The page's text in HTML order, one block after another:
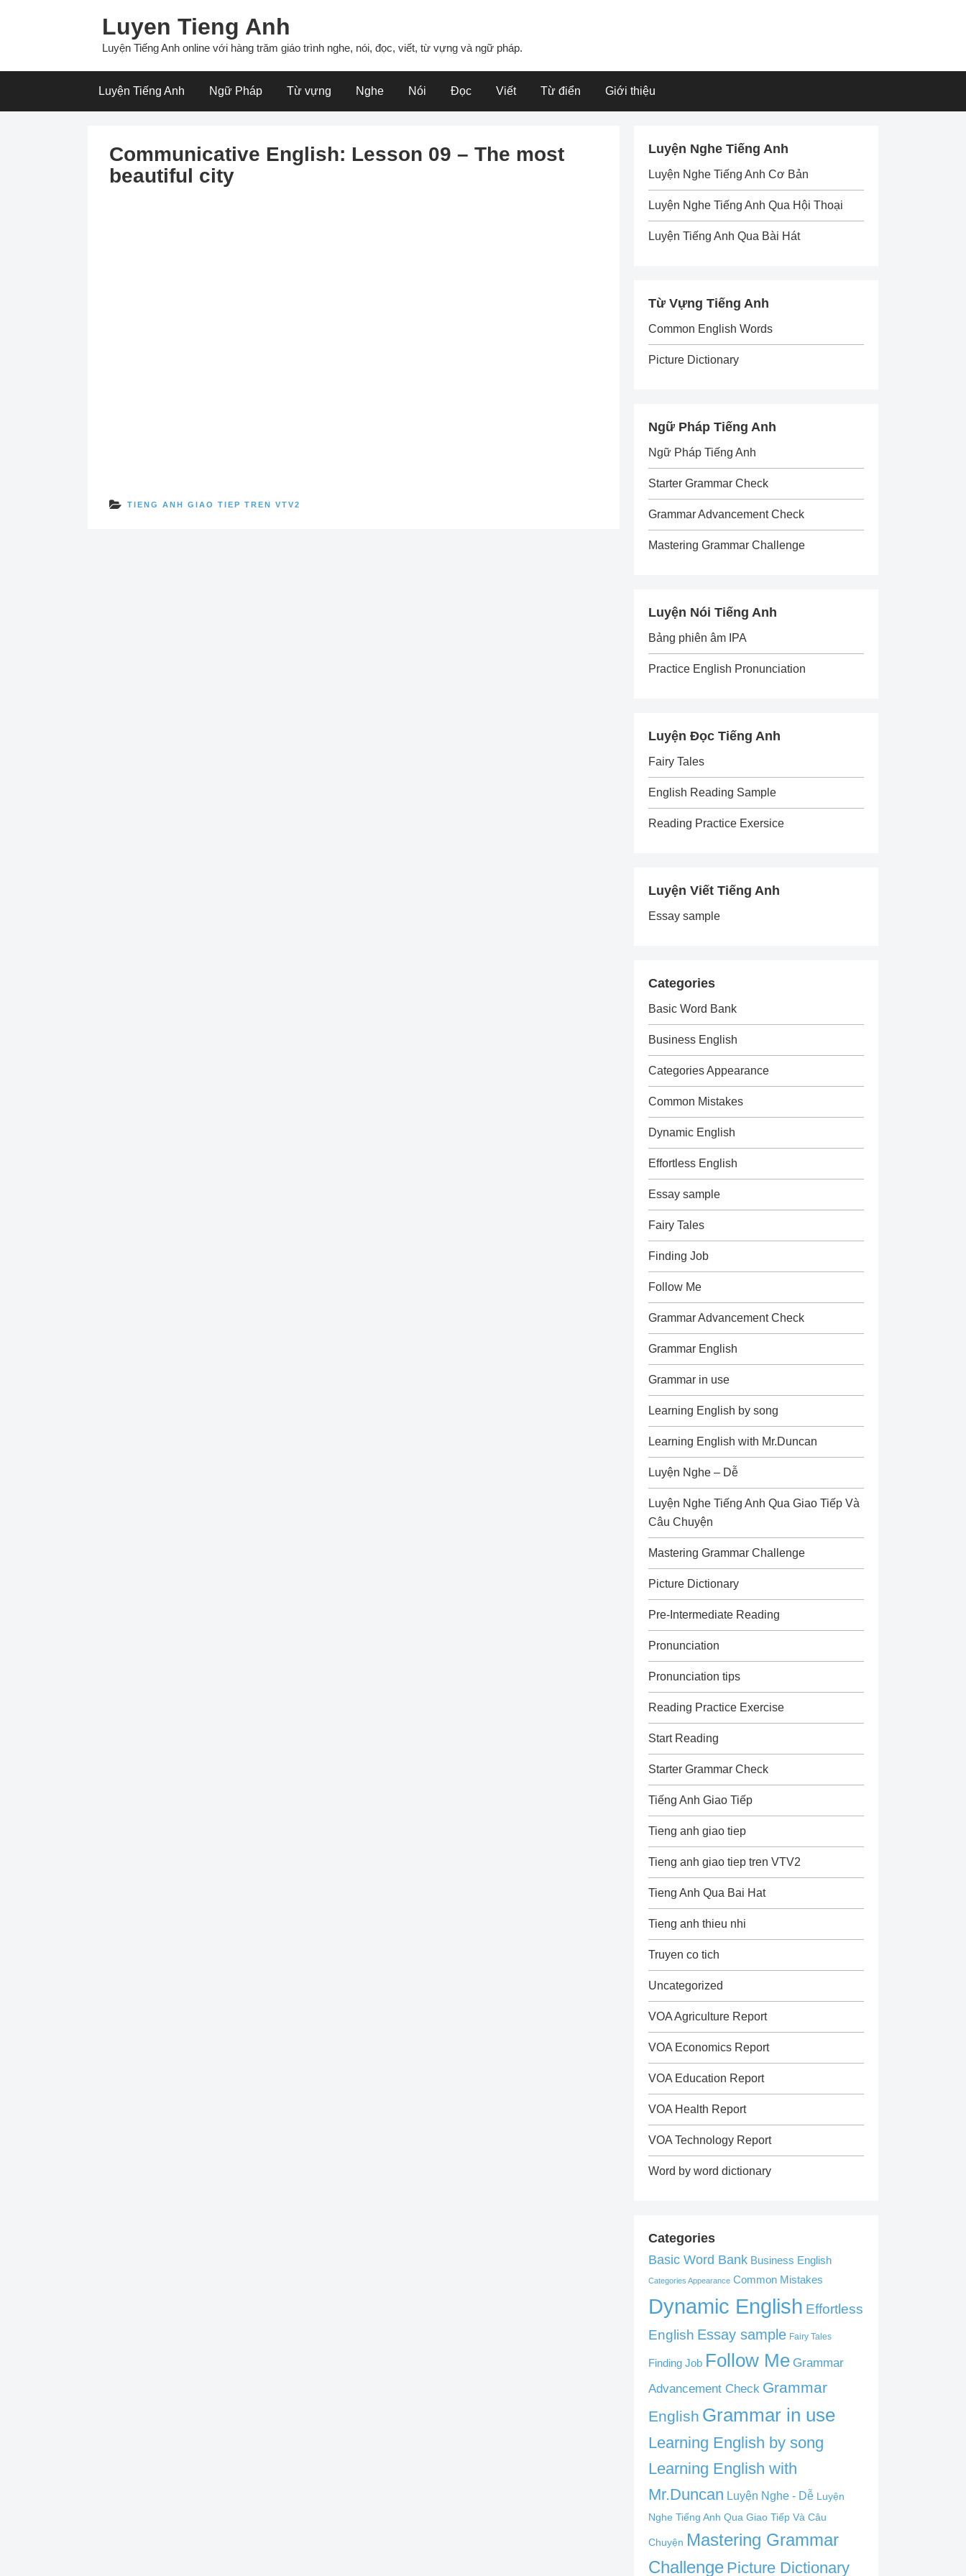
Luyen Tieng Anh
Luyện Tiếng Anh online với hàng trăm giáo trình nghe, nói, đọc, viết, từ vựng và ngữ pháp.
Luyện Tiếng Anh Ngữ Pháp Từ vựng Nghe Nói Đọc Viết Từ điển Giới thiệu
Communicative English: Lesson 09 – The most
beautiful city
TIENG ANH GIAO TIEP TREN VTV2
Luyện Nghe Tiếng Anh
Luyện Nghe Tiếng Anh Cơ Bản
Luyện Nghe Tiếng Anh Qua Hội Thoại
Luyện Tiếng Anh Qua Bài Hát
Từ Vựng Tiếng Anh
Common English Words
Picture Dictionary
Ngữ Pháp Tiếng Anh
Ngữ Pháp Tiếng Anh
Starter Grammar Check
Grammar Advancement Check
Mastering Grammar Challenge
Luyện Nói Tiếng Anh
Bảng phiên âm IPA
Practice English Pronunciation
Luyện Đọc Tiếng Anh
Fairy Tales
English Reading Sample
Reading Practice Exersice
Luyện Viết Tiếng Anh
Essay sample
Categories
Basic Word Bank
Business English
Categories Appearance
Common Mistakes
Dynamic English
Effortless English
Essay sample
Fairy Tales
Finding Job
Follow Me
Grammar Advancement Check
Grammar English
Grammar in use
Learning English by song
Learning English with Mr.Duncan
Luyện Nghe – Dễ
Luyện Nghe Tiếng Anh Qua Giao Tiếp Và
Câu Chuyện
Mastering Grammar Challenge
Picture Dictionary
Pre-Intermediate Reading
Pronunciation
Pronunciation tips
Reading Practice Exercise
Start Reading
Starter Grammar Check
Tiếng Anh Giao Tiếp
Tieng anh giao tiep
Tieng anh giao tiep tren VTV2
Tieng Anh Qua Bai Hat
Tieng anh thieu nhi
Truyen co tich
Uncategorized
VOA Agriculture Report
VOA Economics Report
VOA Education Report
VOA Health Report
VOA Technology Report
Word by word dictionary
Categories
Basic Word Bank Business English
Categories Appearance Common Mistakes
Dynamic English Effortless
English Essay sample Fairy Tales
Finding Job Follow Me Grammar
Advancement Check Grammar
English Grammar in use
Learning English by song
Learning English with
Mr.Duncan Luyện Nghe - Dễ Luyện
Nghe Tiếng Anh Qua Giao Tiếp Và Câu
Chuyện Mastering Grammar
Challenge Picture Dictionary